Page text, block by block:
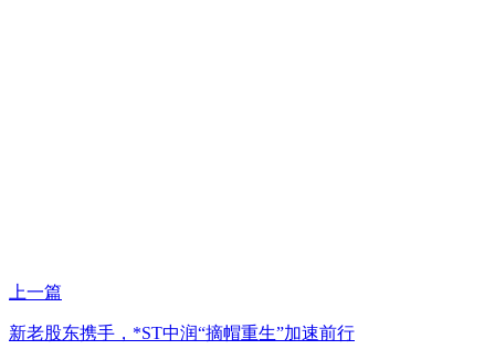
上一篇
新老股东携手，*ST中润“摘帽重生”加速前行